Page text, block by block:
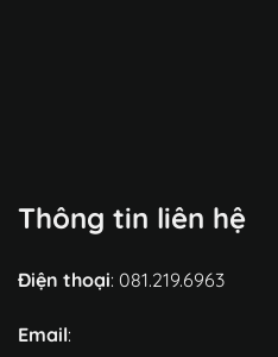
Thông tin liên hệ
Điện thoại: 081.219.6963
Email: